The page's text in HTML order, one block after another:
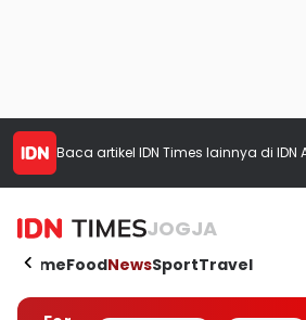
Baca artikel IDN Times lainnya di IDN
JOGJA
HomeFoodNewsSportTravel